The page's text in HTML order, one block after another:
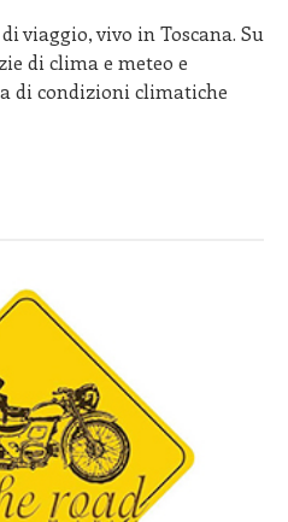
viaggio, vivo in Toscana. Su
di clima e meteo e
di condizioni climatiche